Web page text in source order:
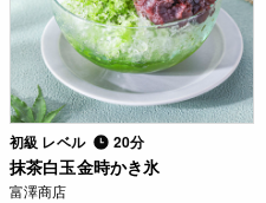
初級 レベル 20分
抹茶白玉金時かき氷
富澤商店